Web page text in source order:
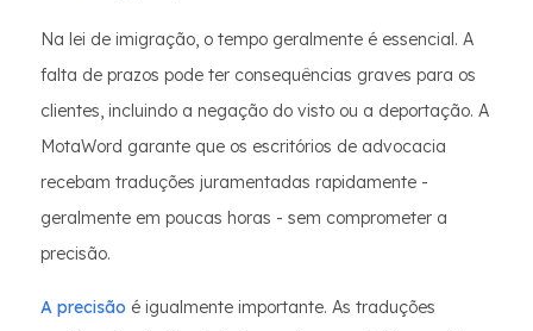
Na lei de imigração, o tempo geralmente é essencial. A
falta de prazos pode ter consequências graves para os
clientes, incluindo a negação do visto ou a deportação. A
MotaWord garante que os escritórios de advocacia
recebam traduções juramentadas rapidamente -
geralmente em poucas horas - sem comprometer a
precisão.
A precisão é igualmente importante. As traduções